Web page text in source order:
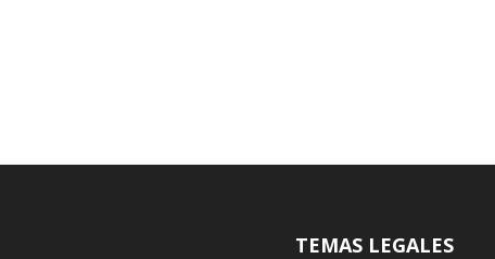
TEMAS LEGALES